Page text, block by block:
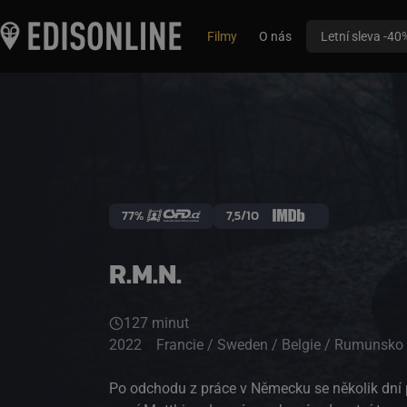
Filmy O nás Letní sleva -
R.M.N.
77% 7,5/10
127 minut
2022
Francie / Sweden / Belgie / Rumunsko
Po odchodu z práce v Německu se několik dní